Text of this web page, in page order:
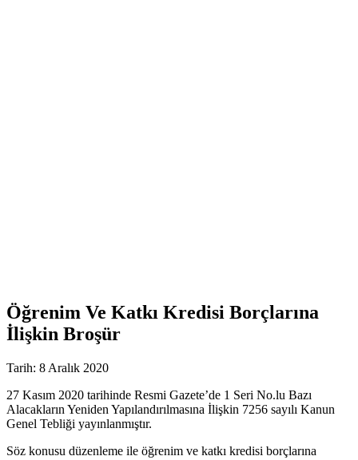
Öğrenim Ve Katkı Kredisi Borçlarına
İlişkin Broşür
Tarih: 8 Aralık 2020
27 Kasım 2020 tarihinde Resmi Gazete’de 1 Seri No.lu Bazı
Alacakların Yeniden Yapılandırılmasına İlişkin 7256 sayılı Kanun
Genel Tebliği yayınlanmıştır.
Söz konusu düzenleme ile öğrenim ve katkı kredisi borçlarına